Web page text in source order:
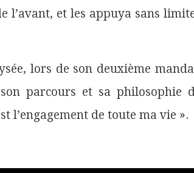
l’avant, et les appuya sans
lors de son deuxième
parcours et sa philosophie
l’engagement de toute ma vie ».